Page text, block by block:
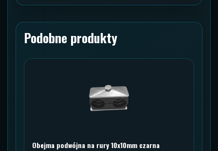
Podobne produkty
Obejma podwójna na rury 10x10mm czarna